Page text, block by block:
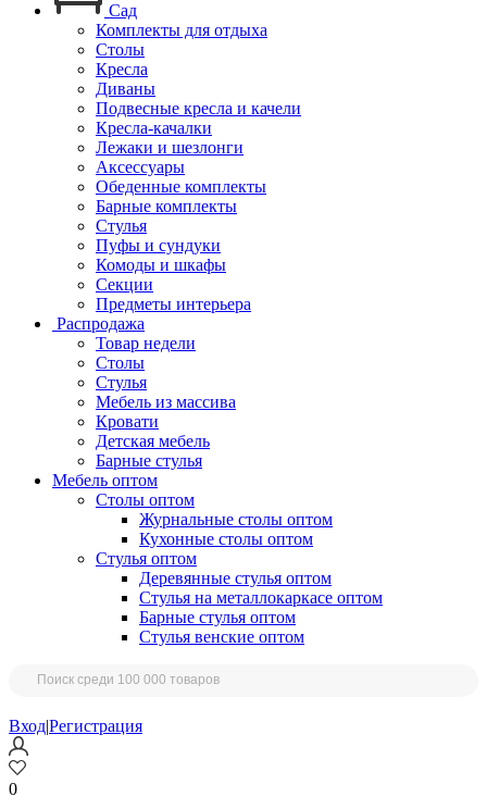
Сад
Комплекты для отдыха
Столы
Кресла
Диваны
Подвесные кресла и качели
Кресла-качалки
Лежаки и шезлонги
Аксессуары
Обеденные комплекты
Барные комплекты
Стулья
Пуфы и сундуки
Комоды и шкафы
Секции
Предметы интерьера
Распродажа
Товар недели
Столы
Стулья
Мебель из массива
Кровати
Детская мебель
Барные стулья
Мебель оптом
Столы оптом
Журнальные столы оптом
Кухонные столы оптом
Стулья оптом
Деревянные стулья оптом
Стулья на металлокаркасе оптом
Барные стулья оптом
Стулья венские оптом
Вход|Регистрация
0